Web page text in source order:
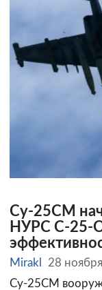
Су-25СМ
НУРС С-25-
Mirakl
28
Су-25СМ